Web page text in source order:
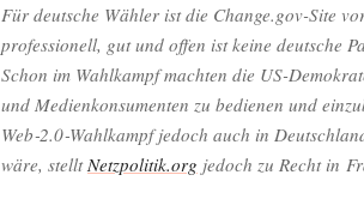
Für deut­sche Wäh­ler ist die Change.gov-Site
pro­fes­sio­nell, gut und offen ist kei­ne deut­sche
Schon im Wahl­kampf mach­ten die US-
und Medi­en­kon­su­men­ten zu bedie­nen und
Web‑2.0‑Wahlkampf jedoch auch in
wäre, stellt Netzpolitik.org jedoch zu Recht in